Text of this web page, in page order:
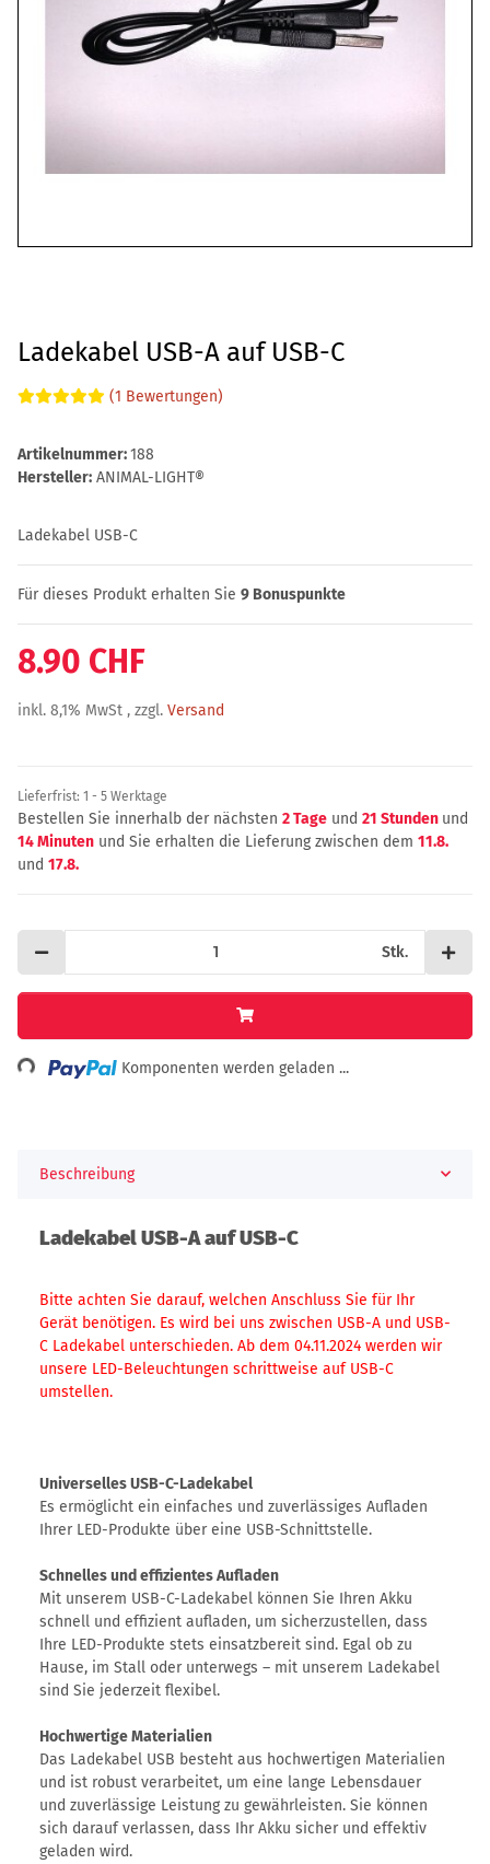
Ladekabel USB-A auf USB-C
(1 Bewertungen)
Artikelnummer:188
Hersteller: ANIMAL-LIGHT®
Ladekabel USB-C
Für dieses Produkt erhalten Sie 9 Bonuspunkte
8.90 CHF
inkl. 8,1% MwSt , zzgl. Versand
Lieferfrist: 1 - 5 Werktage
Bestellen Sie innerhalb der nächsten 2 Tage und 21 Stunden und
14 Minuten und Sie erhalten die Lieferung zwischen dem 11.8.
und 17.8.
Stk.
Loading... Komponenten werden geladen ...
Beschreibung
Ladekabel USB-A auf USB-C
Bitte achten Sie darauf, welchen Anschluss Sie für Ihr
Gerät benötigen. Es wird bei uns zwischen USB-A und USB-
C Ladekabel unterschieden. Ab dem 04.11.2024 werden wir
unsere LED-Beleuchtungen schrittweise auf USB-C
umstellen.
Universelles USB-C-Ladekabel
Es ermöglicht ein einfaches und zuverlässiges Aufladen
Ihrer LED-Produkte über eine USB-Schnittstelle.
Schnelles und effizientes Aufladen
Mit unserem USB-C-Ladekabel können Sie Ihren Akku
schnell und effizient aufladen, um sicherzustellen, dass
Ihre LED-Produkte stets einsatzbereit sind. Egal ob zu
Hause, im Stall oder unterwegs – mit unserem Ladekabel
sind Sie jederzeit flexibel.
Hochwertige Materialien
Das Ladekabel USB besteht aus hochwertigen Materialien
und ist robust verarbeitet, um eine lange Lebensdauer
und zuverlässige Leistung zu gewährleisten. Sie können
sich darauf verlassen, dass Ihr Akku sicher und effektiv
geladen wird.